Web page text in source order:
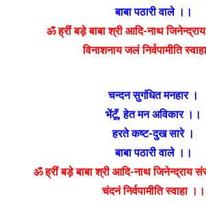
बाबा पठारी वाले ।।
ॐ ह्रीं बड़े बाबा श्री आदि-नाथ
विनाशनाय जलं निर्वपामीति
चन्दन सुगंधित मनहार ।
भेंटूॅं,हेत मन अविकार ।।
हरते कष्ट-दुख सारे ।
बाबा पठारी वाले ।।
ॐ ह्रीं बड़े बाबा श्री आदि-नाथ जिनेन्द्राय
चंदनं निर्वपामीति स्वाहा ।।